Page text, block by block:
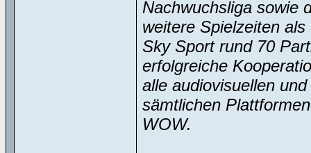
Nachwuchsliga sowie
weitere Spielzeiten
Sky Sport rund 70
erfolgreiche
alle audiovisuellen
sämtlichen
WOW.